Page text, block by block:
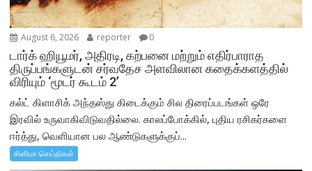
August 6, 2026 reporter 0
டார்க் ஹியூமர், அதிரடி, கற்பனை மற்றும் எதிர்பாராத
திருப்பங்களுடன் சர்வதேச அளவிலான கதைக்களத்தில்
விரியும் ‘மூடர் கூடம் 2’
கல்ட் கிளாசிக் அந்தஸ்து கிடைக்கும் சில திரைப்படங்கள் ஒரே
இரவில் உருவாகிவிடுவதில்லை. காலப்போக்கில், புதிய ரசிகர்களை
ஈர்த்து, வெளியான பல ஆண்டுகளுக்குப்...
சினிமா செய்திகள்